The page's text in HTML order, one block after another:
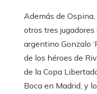
Además de
otros tres
argentino Gonzalo
de los héroes de
de la Copa
Boca en Madrid, y